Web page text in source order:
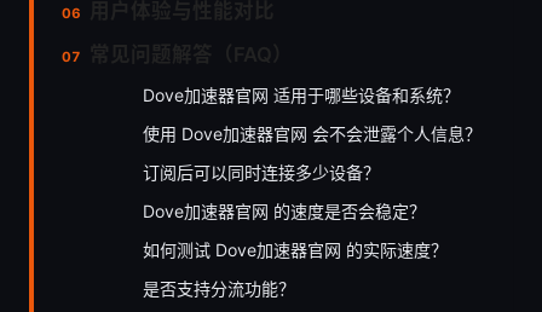
Dove加速器官网 适用于哪些设备和系统？
使用 Dove加速器官网 会不会泄露个人信息？
订阅后可以同时连接多少设备？
Dove加速器官网 的速度是否会稳定？
如何测试 Dove加速器官网 的实际速度？
是否支持分流功能？